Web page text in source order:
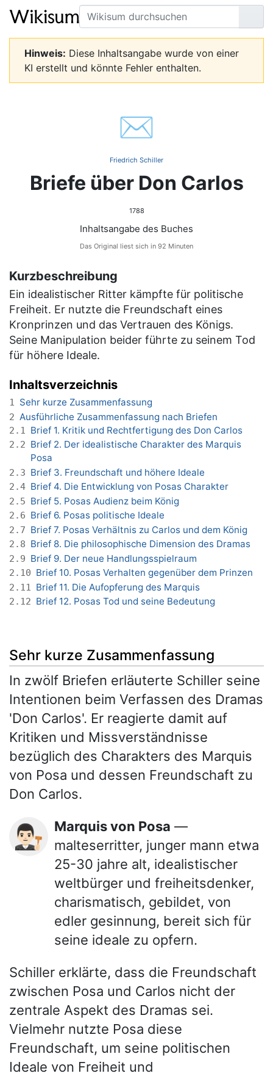
Suche
Seite
Hinweis: Diese Inhaltsangabe wurde von einer
KI erstellt und könnte Fehler enthalten.
✉️
Friedrich Schiller
Briefe über Don Carlos
1788
Inhaltsangabe des Buches
Das Original liest sich in 92 Minuten
Kurzbeschreibung
Ein idealistischer Ritter kämpfte für politische
Freiheit. Er nutzte die Freundschaft eines
Kronprinzen und das Vertrauen des Königs.
Seine Manipulation beider führte zu seinem Tod
für höhere Ideale.
Inhaltsverzeichnis
1 Sehr kurze Zusammenfassung
2 Ausführliche Zusammenfassung nach Briefen
2.1 Brief 1. Kritik und Rechtfertigung des Don Carlos
2.2 Brief 2. Der idealistische Charakter des Marquis
Posa
2.3 Brief 3. Freundschaft und höhere Ideale
2.4 Brief 4. Die Entwicklung von Posas Charakter
2.5 Brief 5. Posas Audienz beim König
2.6 Brief 6. Posas politische Ideale
2.7 Brief 7. Posas Verhältnis zu Carlos und dem König
2.8 Brief 8. Die philosophische Dimension des Dramas
2.9 Brief 9. Der neue Handlungsspielraum
2.10 Brief 10. Posas Verhalten gegenüber dem Prinzen
2.11 Brief 11. Die Aufopferung des Marquis
2.12 Brief 12. Posas Tod und seine Bedeutung
Sehr kurze Zusammenfassung
In zwölf Briefen erläuterte Schiller seine
Intentionen beim Verfassen des Dramas
'Don Carlos'. Er reagierte damit auf
Kritiken und Missverständnisse
bezüglich des Charakters des Marquis
von Posa und dessen Freundschaft zu
Don Carlos.
👨🏻‍⚖️ Marquis von Posa —
malteserritter, junger mann etwa
25-30 jahre alt, idealistischer
weltbürger und freiheitsdenker,
charismatisch, gebildet, von
edler gesinnung, bereit sich für
seine ideale zu opfern.
Schiller erklärte, dass die Freundschaft
zwischen Posa und Carlos nicht der
zentrale Aspekt des Dramas sei.
Vielmehr nutzte Posa diese
Freundschaft, um seine politischen
Ideale von Freiheit und